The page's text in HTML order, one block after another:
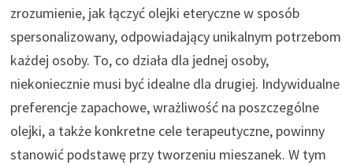
zrozumienie, jak łączyć olejki eteryczne w sposób
spersonalizowany, odpowiadający unikalnym potrzebom
każdej osoby. To, co działa dla jednej osoby,
niekoniecznie musi być idealne dla drugiej. Indywidualne
preferencje zapachowe, wrażliwość na poszczególne
olejki, a także konkretne cele terapeutyczne, powinny
stanowić podstawę przy tworzeniu mieszanek. W tym